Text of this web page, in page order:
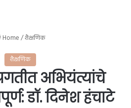
Home/शैक्षणिक
शैक्षणिक
अभियंत्यांचे
डॉ. दिनेश हंचाटे